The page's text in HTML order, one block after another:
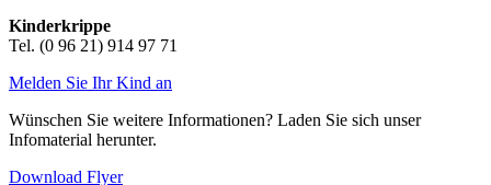
Kinderkrippe
Tel. (0 96 21) 914 97 71
Melden Sie Ihr Kind an
Wünschen Sie weitere Informationen? Laden Sie sich unser
Infomaterial herunter.
Download Flyer